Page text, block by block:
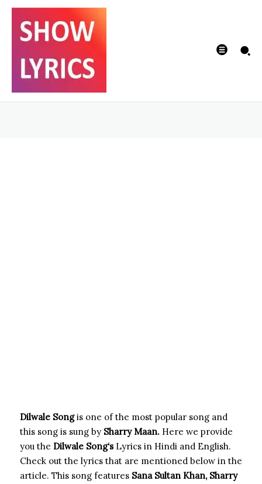
in Hindi | English |
Sharry Maan
Dilwale Songis one of the most popular song and
this song is sung by Sharry Maan. Here we provide
you the Dilwale Song‘sLyrics in Hindi and English.
Check out the lyrics that are mentioned below in the
article. This song features Sana Sultan Khan, Sharry